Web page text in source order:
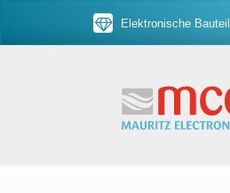
Elektronische